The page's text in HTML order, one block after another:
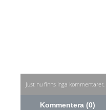
Just nu finns inga
Kommentera (0)